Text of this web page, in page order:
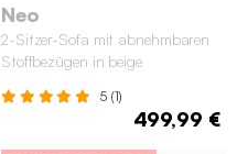
Neo
2-Sitzer-Sofa mit abnehmbaren
Stoffbezügen in beige
5 (1)
499,99 €